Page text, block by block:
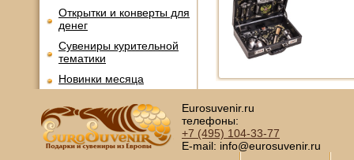
Открытки и конверты для
денег
Сувениры курительной
тематики
Новинки месяца
Eurosuvenir.ru
телефоны:
+7 (495) 104-33-77
E-mail: info@eurosuvenir.ru